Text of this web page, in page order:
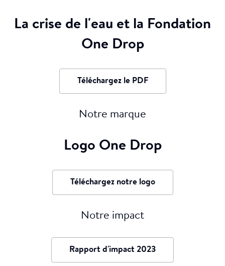
La crise de l'eau et la Fondation
One Drop
Téléchargez le PDF
Notre marque
Logo One Drop
Téléchargez notre logo
Notre impact
Rapport d'impact 2023
Notre approche d'Art social pour le changement
Walk for Water 2019